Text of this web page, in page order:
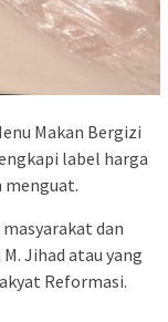
Makan Bergizi
label harga
menguat.
dan
Jihad atau yang
Reformasi.